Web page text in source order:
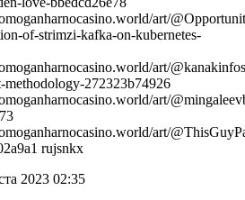
art/
of-strimzi-kafka-on-kubernetes-
art/
methodology-272323b74926
art/
art/
rujsnkx
2023 02:35